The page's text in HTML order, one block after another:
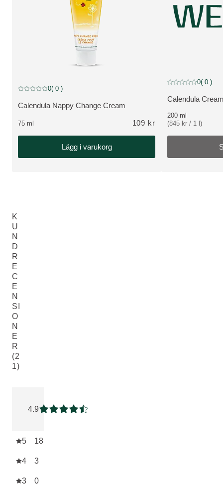
VISA PRODUKT:
Calendula Nappy Change Cream
Nuvarande betyg: 0 av 5 stjärnor Betygsatt av 0 kunder
0( 0 )
75 ml 109 kr
Lägg i varukorg
Slut i lager
VISA PRODUKT:
Calendula
Nuvarande betyg:
0( 0 )
200 ml
(845 kr / 1 l)
K
U
N
D
R
E
C
E
N
SI
O
N
E
R
(2
1)
4.9
Nuvarande betyg: 4.857143 av 5 stjärnor
5 18
4 3
3 0